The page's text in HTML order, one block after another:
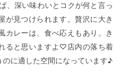
、深い味わいとコクが何と言っ
が見つけられます。贅沢に大き
カレーは、食べ応えもあり。き
ると思いますよ♡店内の落ち着
に適した空間になっています♪